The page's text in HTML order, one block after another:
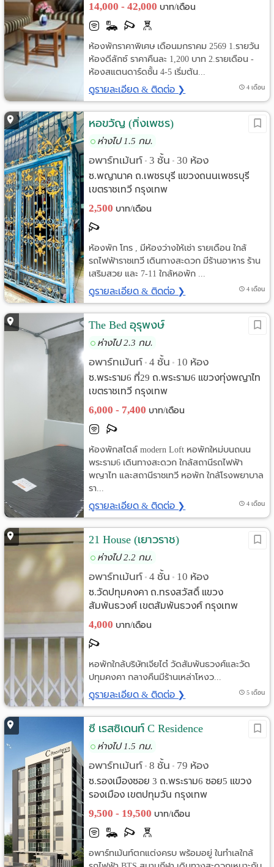
14,000 - 42,000 บาท/เดือน
ห้องพักราคาพิเศษ เดือนมกราคม 2569 1.รายวัน
ห้องดีลักซ์ ราคาคืนละ 1,200 บาท 2.รายเดือน -
ห้องสแตนดาร์ดชั้น 4-5 เริ่มต้น...
ดูรายละเอียด & ติดต่อ ❯ 4 เดือน
หอขวัญ (กิ่งเพชร)
ห่างไป 1.5 กม.
อพาร์ทเม้นท์ • 3 ชั้น • 30 ห้อง
ซ.พญานาค ถ.เพชรบุรี แขวงถนนเพชรบุรี
เขตราชเทวี กรุงเทพ
2,500 บาท/เดือน
ห้องพัก โทร , มีห้องว่างให้เช่า รายเดือน ใกล้
รถไฟฟ้าราชเทวี เดินทางสะดวก มีร้านอาหาร ร้าน
เสริมสวย และ 7-11 ใกล้หอพัก ...
ดูรายละเอียด & ติดต่อ ❯ 4 เดือน
The Bed อุรุพงษ์
ห่างไป 2.3 กม.
อพาร์ทเม้นท์ • 4 ชั้น • 10 ห้อง
ซ.พระราม6 ที่29 ถ.พระราม6 แขวงทุ่งพญาไท
เขตราชเทวี กรุงเทพ
6,000 - 7,400 บาท/เดือน
ห้องพักสไตล์ modern Loft หอพักใหม่บนถนน
พระราม6 เดินทางสะดวก ใกล้สถานีรถไฟฟ้า
พญาไท และสถานีราชเทวี หอพัก ใกล้โรงพยาบาล
รา...
ดูรายละเอียด & ติดต่อ ❯ 4 เดือน
21 House (เยาวราช)
ห่างไป 2.2 กม.
อพาร์ทเม้นท์ • 4 ชั้น • 10 ห้อง
ซ.วัดปทุมคงคา ถ.ทรงสวัสดิ์ แขวง
สัมพันธวงศ์ เขตสัมพันธวงศ์ กรุงเทพ
4,000 บาท/เดือน
หอพักใกล้บริษัทเจียไต๋ วัดสัมพันธวงศ์และวัด
ปทุมคงคา กลางคืนมีร้านเหล่าโหงว...
ดูรายละเอียด & ติดต่อ ❯ 5 เดือน
ซี เรสซิเดนท์ C Residence
ห่างไป 1.5 กม.
อพาร์ทเม้นท์ • 8 ชั้น • 79 ห้อง
ซ.รองเมืองซอย 3 ถ.พระราม6 ซอย5 แขวง
รองเมือง เขตปทุมวัน กรุงเทพ
9,500 - 19,500 บาท/เดือน
อพาร์ทเม้นท์ตกแต่งครบ พร้อมอยู่ ในทำเลใกล้